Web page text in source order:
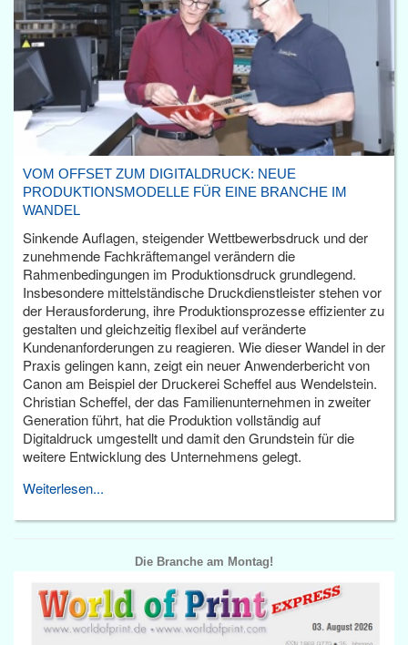
VOM OFFSET ZUM DIGITALDRUCK: NEUE
PRODUKTIONSMODELLE FÜR EINE BRANCHE IM
WANDEL
Sinkende Auflagen, steigender Wettbewerbsdruck und der
zunehmende Fachkräftemangel verändern die
Rahmenbedingungen im Produktionsdruck grundlegend.
Insbesondere mittelständische Druckdienstleister stehen vor
der Herausforderung, ihre Produktionsprozesse effizienter zu
gestalten und gleichzeitig flexibel auf veränderte
Kundenanforderungen zu reagieren. Wie dieser Wandel in der
Praxis gelingen kann, zeigt ein neuer Anwenderbericht von
Canon am Beispiel der Druckerei Scheffel aus Wendelstein.
Christian Scheffel, der das Familienunternehmen in zweiter
Generation führt, hat die Produktion vollständig auf
Digitaldruck umgestellt und damit den Grundstein für die
weitere Entwicklung des Unternehmens gelegt.
Weiterlesen...
Die Branche am Montag!